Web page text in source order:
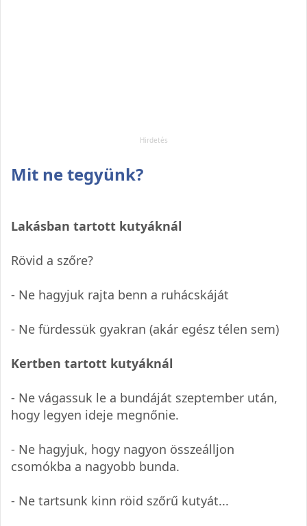
Mit ne tegyünk?
Lakásban tartott kutyáknál
Rövid a szőre?
- Ne hagyjuk rajta benn a ruhácskáját
- Ne fürdessük gyakran (akár egész télen sem)
Kertben tartott kutyáknál
- Ne vágassuk le a bundáját szeptember után,
hogy legyen ideje megnőnie.
- Ne hagyjuk, hogy nagyon összeálljon
csomókba a nagyobb bunda.
- Ne tartsunk kinn röid szőrű kutyát...